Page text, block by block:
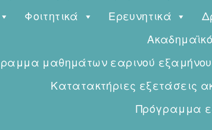
Φοιτητικά Ερευνητικά
μαθημάτων εαρινού εξαμήνου
Κατατακτήριες εξετάσεις
Πρόγραμμα